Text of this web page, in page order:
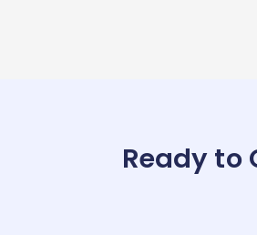
Ready to